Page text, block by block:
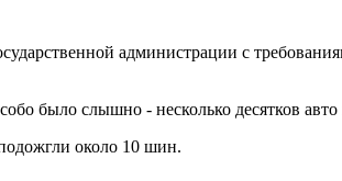
администрации с
было слышно - несколько десятков
около 10 шин.